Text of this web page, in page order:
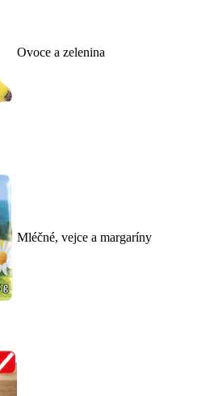
Ovoce a zelenina
Mléčné, vejce a margaríny